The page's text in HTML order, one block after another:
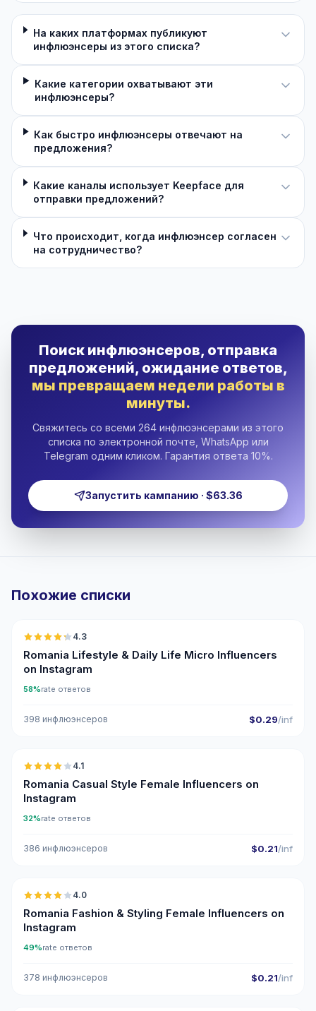
На каких платформах публикуют
инфлюэнсеры из этого списка?
Какие категории охватывают эти
инфлюэнсеры?
Как быстро инфлюэнсеры отвечают на
предложения?
Какие каналы использует Keepface для
отправки предложений?
Что происходит, когда инфлюэнсер согласен
на сотрудничество?
Поиск инфлюэнсеров, отправка
предложений, ожидание ответов,
мы превращаем недели работы в
минуты.
Свяжитесь со всеми 264 инфлюэнсерами из этого
списка по электронной почте, WhatsApp или
Telegram одним кликом. Гарантия ответа 10%.
Запустить кампанию · $63.36
Похожие списки
4.3
Romania Lifestyle & Daily Life Micro Influencers
on Instagram
58%rate ответов
398 инфлюэнсеров $0.29/inf
🇷🇴
4.1
Romania Casual Style Female Influencers on
Instagram
32%rate ответов
386 инфлюэнсеров $0.21/inf
🇷🇴
4.0
Romania Fashion & Styling Female Influencers on
Instagram
49%rate ответов
378 инфлюэнсеров $0.21/inf
🇷🇴